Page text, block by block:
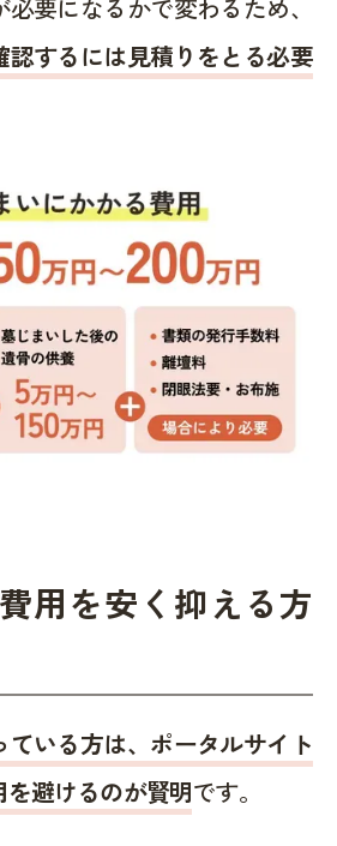
要になるかで変わるため、
認するには見積りをとる必要
用を安く抑える方
いる方は、ポータルサイト
避けるのが賢明です。